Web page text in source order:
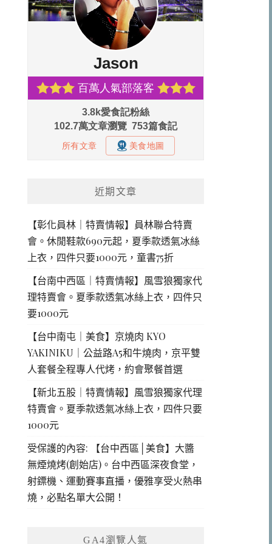
近期文章
【彰化員林｜特賣情報】員林聯合特賣
會。休閒鞋款690元起，夏季款透氣冰絲
上衣，四件只要1000元，童書75折
【台南中西區｜特賣情報】風雪狼獨家代
理特賣會。夏季款透氣冰絲上衣，四件只
要1000元
【台中南屯｜美食】京燒肉 KYO
YAKINIKU｜公益路A5和牛燒肉，京平雙
人套餐全程專人代烤，約會聚餐首選
【新北五股｜特賣情報】風雪狼獨家代理
特賣會。夏季款透氣冰絲上衣，四件只要
1000元
受保護的內容: 【台中西區│美食】大醬
無煙燒烤(創始店)。台中西區深夜食堂，
射鏢機、運動賽事直播，優雅享受火熱串
燒，必點名單大公開！
GA4瀏覽人氣